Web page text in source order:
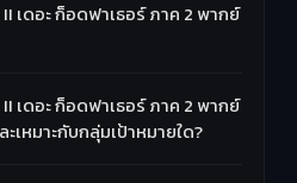
เดอะ ก็อดฟาเธอร์ ภาค 2 พากย์
เดอะ ก็อดฟาเธอร์ ภาค 2 พากย์
ะเหมาะกับกลุ่มเป้าหมายใด?